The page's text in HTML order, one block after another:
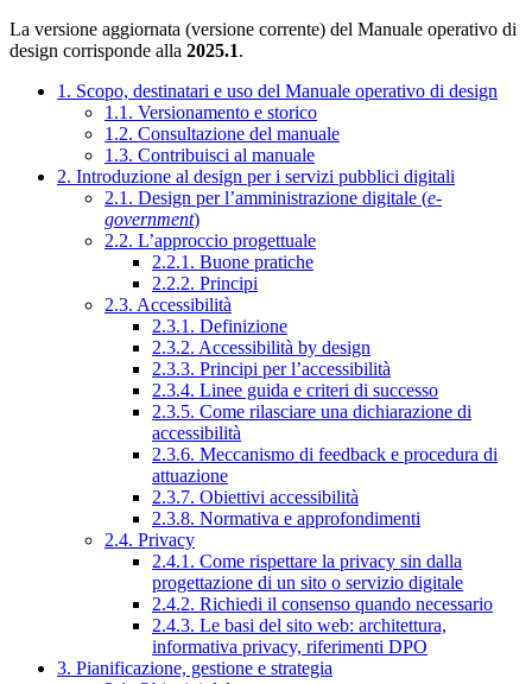
La versione aggiornata (versione corrente) del Manuale operativo di
design corrisponde alla 2025.1.
1. Scopo, destinatari e uso del Manuale operativo di design
1.1. Versionamento e storico
1.2. Consultazione del manuale
1.3. Contribuisci al manuale
2. Introduzione al design per i servizi pubblici digitali
2.1. Design per l’amministrazione digitale (e-
government)
2.2. L’approccio progettuale
2.2.1. Buone pratiche
2.2.2. Principi
2.3. Accessibilità
2.3.1. Definizione
2.3.2. Accessibilità by design
2.3.3. Principi per l’accessibilità
2.3.4. Linee guida e criteri di successo
2.3.5. Come rilasciare una dichiarazione di
accessibilità
2.3.6. Meccanismo di feedback e procedura di
attuazione
2.3.7. Obiettivi accessibilità
2.3.8. Normativa e approfondimenti
2.4. Privacy
2.4.1. Come rispettare la privacy sin dalla
progettazione di un sito o servizio digitale
2.4.2. Richiedi il consenso quando necessario
2.4.3. Le basi del sito web: architettura,
informativa privacy, riferimenti DPO
3. Pianificazione, gestione e strategia